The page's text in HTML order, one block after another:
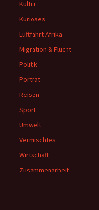
Kultur
Kurioses
Luftfahrt Afrika
Migration & Flucht
Politik
Porträt
Reisen
Sport
Umwelt
Vermischtes
Wirtschaft
Zusammenarbeit